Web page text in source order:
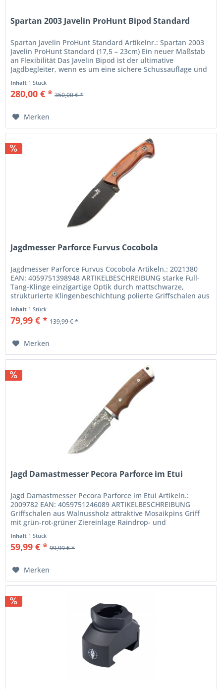
Spartan 2003 Javelin ProHunt Bipod Standard
Spartan Javelin ProHunt Standard Artikelnr.: Spartan 2003
Javelin ProHunt Standard (17,5 – 23cm) Ein neuer Maßstab
an Flexibilität Das Javelin Bipod ist der ultimative
Jagdbegleiter, wenn es um eine sichere Schussauflage und
Inhalt 1 Stück
280,00 € * 350,00 € *
Merken
Jagdmesser Parforce Furvus Cocobola
Jagdmesser Parforce Furvus Cocobola Artikeln.: 2021380
EAN: 4059751398948 ARTIKELBESCHREIBUNG starke Full-
Tang-Klinge einzigartige Optik durch mattschwarze,
strukturierte Klingenbeschichtung polierte Griffschalen aus
Inhalt 1 Stück
79,99 € * 139,99 € *
Merken
Jagd Damastmesser Pecora Parforce im Etui
Jagd Damastmesser Pecora Parforce im Etui Artikeln.:
2009782 EAN: 4059751246089 ARTIKELBESCHREIBUNG
Griffschalen aus Walnussholz attraktive Mosaikpins Griff
mit grün-rot-grüner Ziereinlage Raindrop- und
Inhalt 1 Stück
59,99 € * 99,99 € *
Merken